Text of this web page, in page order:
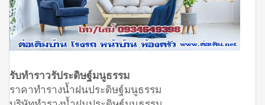
รับทำราวรัประดิษฐ์มนูธรรม
ราคาทำรางน้ำฝนประดิษฐ์มนูธรรม